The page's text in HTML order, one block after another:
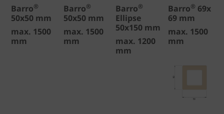
Barro®
50x50 mm
max. 1500
mm
Barro®
50x50 mm
max. 1500
mm
Barro®
Ellipse
50x150 mm
max. 1200
mm
Barro® 69x
69 mm
max. 1500
mm